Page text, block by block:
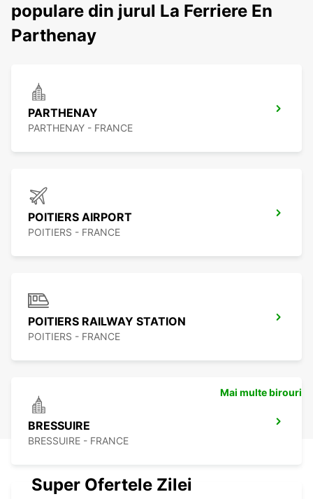
populare din jurul La Ferriere En
Parthenay
PARTHENAY
PARTHENAY - FRANCE
POITIERS AIRPORT
POITIERS - FRANCE
POITIERS RAILWAY STATION
POITIERS - FRANCE
BRESSUIRE
BRESSUIRE - FRANCE
Mai multe birouri
Super Ofertele Zilei